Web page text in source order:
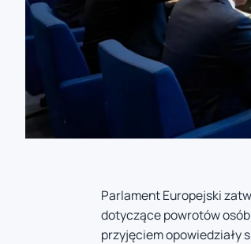
Parlament Europejski
dotyczące powrotów
przyjęciem opowiedziały